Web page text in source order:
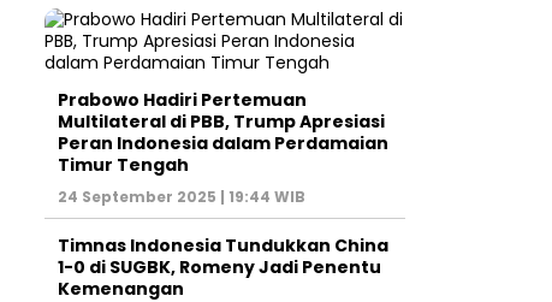
Prabowo Hadiri Pertemuan
Multilateral di PBB, Trump Apresiasi
Peran Indonesia dalam Perdamaian
Timur Tengah
24 September 2025 | 19:44 WIB
Timnas Indonesia Tundukkan China
1-0 di SUGBK, Romeny Jadi Penentu
Kemenangan